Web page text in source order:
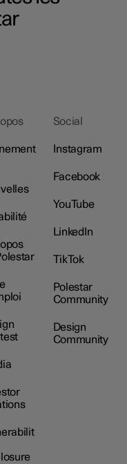
Social
Instagram
Facebook
YouTube
LinkedIn
TikTok
Polestar
Community
Design
Community